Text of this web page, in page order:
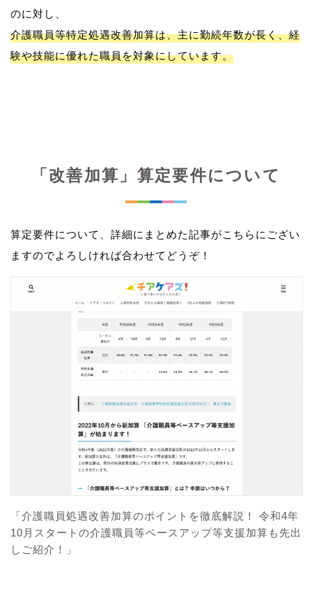
介護職員等特定処遇改善加算は、主に勤続年数が長く、経
験や技能に優れた職員を対象にしています。
「改善加算」算定要件について
算定要件について、詳細にまとめた記事がこちらにござい
ますのでよろしければ合わせてどうぞ！
「介護職員処遇改善加算のポイントを徹底解説！ 令和4年
10月スタートの介護職員等ベースアップ等支援加算も先出
しご紹介！」